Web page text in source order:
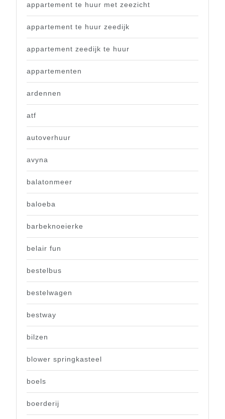
appartement te huur met zeezicht
appartement te huur zeedijk
appartement zeedijk te huur
appartementen
ardennen
atf
autoverhuur
avyna
balatonmeer
baloeba
barbeknoeierke
belair fun
bestelbus
bestelwagen
bestway
bilzen
blower springkasteel
boels
boerderij